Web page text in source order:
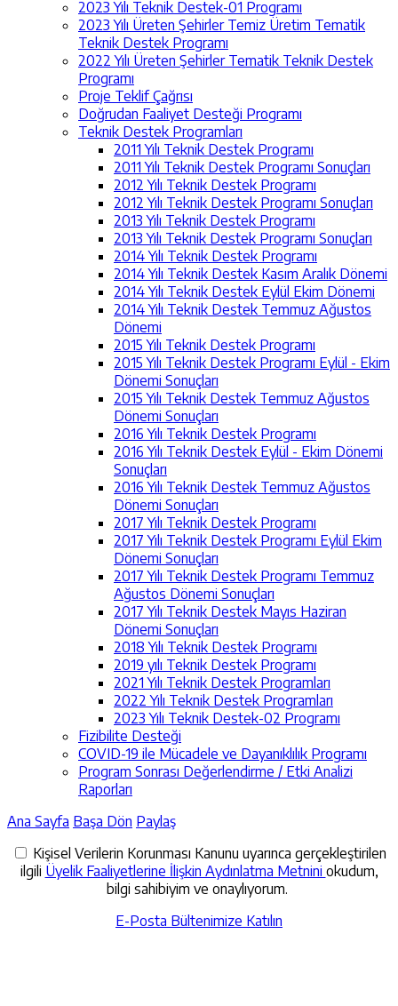
2023 Yılı Teknik Destek-01 Programı
2023 Yılı Üreten Şehirler Temiz Üretim Tematik
Teknik Destek Programı
2022 Yılı Üreten Şehirler Tematik Teknik Destek
Programı
Proje Teklif Çağrısı
Doğrudan Faaliyet Desteği Programı
Teknik Destek Programları
2011 Yılı Teknik Destek Programı
2011 Yılı Teknik Destek Programı Sonuçları
2012 Yılı Teknik Destek Programı
2012 Yılı Teknik Destek Programı Sonuçları
2013 Yılı Teknik Destek Programı
2013 Yılı Teknik Destek Programı Sonuçları
2014 Yılı Teknik Destek Programı
2014 Yılı Teknik Destek Kasım Aralık Dönemi
2014 Yılı Teknik Destek Eylül Ekim Dönemi
2014 Yılı Teknik Destek Temmuz Ağustos
Dönemi
2015 Yılı Teknik Destek Programı
2015 Yılı Teknik Destek Programı Eylül - Ekim
Dönemi Sonuçları
2015 Yılı Teknik Destek Temmuz Ağustos
Dönemi Sonuçları
2016 Yılı Teknik Destek Programı
2016 Yılı Teknik Destek Eylül - Ekim Dönemi
Sonuçları
2016 Yılı Teknik Destek Temmuz Ağustos
Dönemi Sonuçları
2017 Yılı Teknik Destek Programı
2017 Yılı Teknik Destek Programı Eylül Ekim
Dönemi Sonuçları
2017 Yılı Teknik Destek Programı Temmuz
Ağustos Dönemi Sonuçları
2017 Yılı Teknik Destek Mayıs Haziran
Dönemi Sonuçları
2018 Yılı Teknik Destek Programı
2019 yılı Teknik Destek Programı
2021 Yılı Teknik Destek Programları
2022 Yılı Teknik Destek Programları
2023 Yılı Teknik Destek-02 Programı
Fizibilite Desteği
COVID-19 ile Mücadele ve Dayanıklılık Programı
Program Sonrası Değerlendirme / Etki Analizi
Raporları
Ana Sayfa Başa Dön Paylaş
Kişisel Verilerin Korunması Kanunu uyarınca gerçekleştirilen
ilgili Üyelik Faaliyetlerine İlişkin Aydınlatma Metnini okudum,
bilgi sahibiyim ve onaylıyorum.
E-Posta Bültenimize Katılın